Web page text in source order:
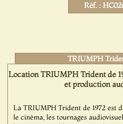
Réf. :
TRIUMPH
Location TRIUMPH Trident de
et production
La TRIUMPH Trident de 1972 est
le cinéma, les tournages